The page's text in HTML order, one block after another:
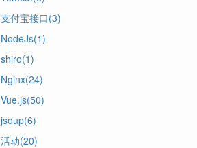
支付宝接口(3)
NodeJs(1)
shiro(1)
Nginx(24)
Vue.js(50)
jsoup(6)
活动(20)